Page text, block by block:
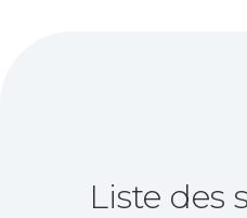
Liste des